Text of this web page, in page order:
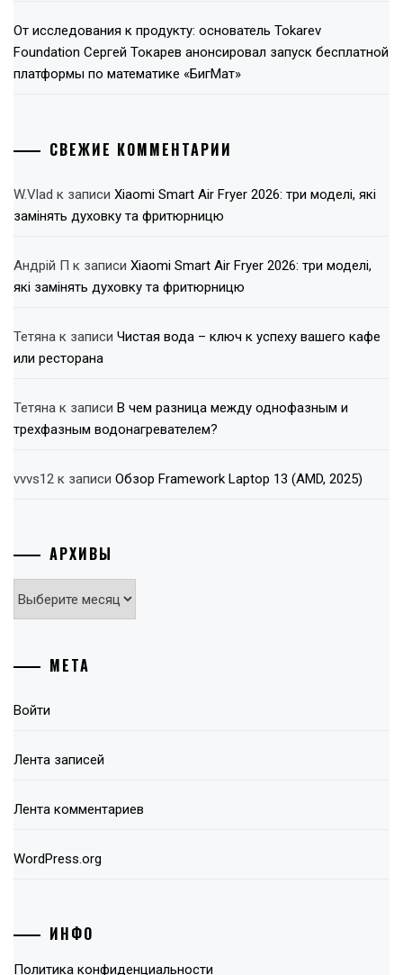
От исследования к продукту: основатель Tokarev
Foundation Сергей Токарев анонсировал запуск бесплатной
платформы по математике «БигМат»
СВЕЖИЕ КОММЕНТАРИИ
W.Vlad к записи Xiaomi Smart Air Fryer 2026: три моделі, які
замінять духовку та фритюрницю
Андрій П к записи Xiaomi Smart Air Fryer 2026: три моделі,
які замінять духовку та фритюрницю
Тетяна к записи Чистая вода – ключ к успеху вашего кафе
или ресторана
Тетяна к записи В чем разница между однофазным и
трехфазным водонагревателем?
vvvs12 к записи Обзор Framework Laptop 13 (AMD, 2025)
АРХИВЫ
Архивы
МЕТА
Войти
Лента записей
Лента комментариев
WordPress.org
ИНФО
Политика конфиденциальности